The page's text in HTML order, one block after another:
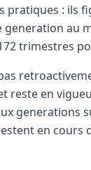
pratiques : ils
au
trimestres
reste en
generations
en cours